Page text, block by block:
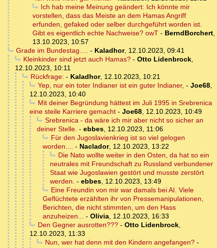
Ich hab meine Meinung geändert: Ich könnte mir
vorstellen, dass das Meiste an dem Hamas Angriff
erfunden, gefaked oder selber durchgeführt worden ist.
Gibt es eigentlich echte Nachweise? owT - BerndBorchert,
13.10.2023, 10:57
Grade im Bundestag…. - Kaladhor, 12.10.2023, 09:41
Kleinkinder sind jetzt auch Hamas?- Otto Lidenbrock,
12.10.2023, 10:11
Rückfrage: - Kaladhor, 12.10.2023, 10:21
Yep, nur ein toter Indianer ist ein guter Indianer, - Joe68,
12.10.2023, 10:40
Mit deiner Begründung hättest im Juli 1995 in Srebrenica
eine steile Karriere gemacht - Joe68, 12.10.2023, 10:49
Srebrenica - da wäre ich mir aber nicht so sicher an
deiner Stelle. - ebbes, 12.10.2023, 11:06
Für den Jugoslavienkrieg ist so viel gelogen
worden.... - Naclador, 12.10.2023, 13:22
Die Nato wollte weiter in den Osten, da hat so ein
neutrales mit Freundschaft zu Russland verbundener
Staat wie Jugoslawien gestört und musste zerstört
werden. - ebbes, 12.10.2023, 13:49
Eine Freundin von mir war damals bei AI. Viele
Geflüchtete erzählten ihr von Pressemanipulationen,
Berichten, die nicht stimmten, um den Hass
anzuheizen... - Olivia, 12.10.2023, 16:33
Den Gegner ausrotten???- Otto Lidenbrock,
12.10.2023, 11:33
Nun, wer hat denn mit den Kindern angefangen?-